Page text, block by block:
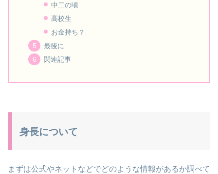
中二の頃
高校生
お金持ち？
最後に
関連記事
身長について
まずは公式やネットなどでどのような情報があるか調べて